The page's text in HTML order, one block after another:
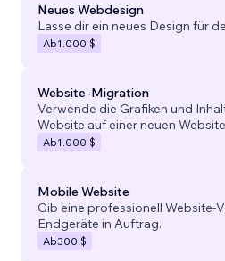
Neues Webdesign
Lasse dir ein neues Design für
Ab1.000 $
Website-Migration
Verwende die Grafiken und
Website auf einer neuen
Ab1.000 $
Mobile Website
Gib eine professionell Website-
Endgeräte in Auftrag.
Ab300 $